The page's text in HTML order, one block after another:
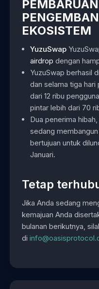
PEMBARUAN
EKOSISTEM
YuzuSwap
airdrop dengan
YuzuSwap berhasil
dan selama tiga hari
dari 12 ribu
pintar lebih dari 70
Dua penerima
sedang
bertujuan untuk
Januari.
Tetap
Jika Anda sedang
kemajuan Anda
bulanan berikutnya,
di